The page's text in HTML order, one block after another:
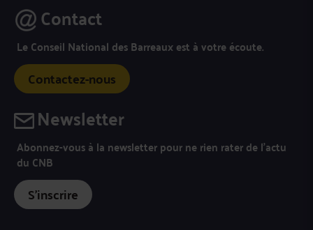
Contact
Le Conseil National des Barreaux est à votre écoute.
Contactez-nous
Newsletter
Abonnez-vous à la newsletter pour ne rien rater de l’actu
du CNB
S'inscrire